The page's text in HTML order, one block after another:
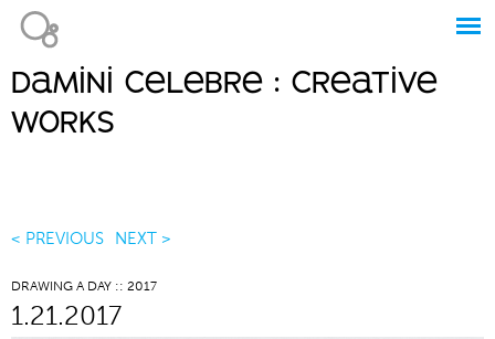
Main
menu
damini celebre : creative
works
< PREVIOUS NEXT >
DRAWING A DAY :: 2017
1.21.2017